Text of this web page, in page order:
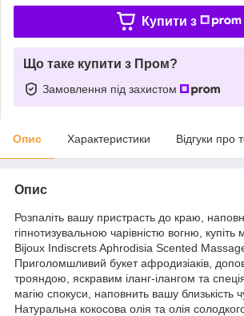
Купити з
Що таке купити з Пром?
Замовлення під захистом
Опис Характеристики Відгуки про
Опис
Розпаліть вашу пристрасть до краю,
гіпнотизувальною чарівністю вогню, купіть
Bijoux Indiscrets Aphrodisia Scented
Приголомшливий букет афродизіаків,
трояндою, яскравим іланг-ілангом та
магію спокуси, наповнить вашу близькість
Натуральна кокосова олія та олія